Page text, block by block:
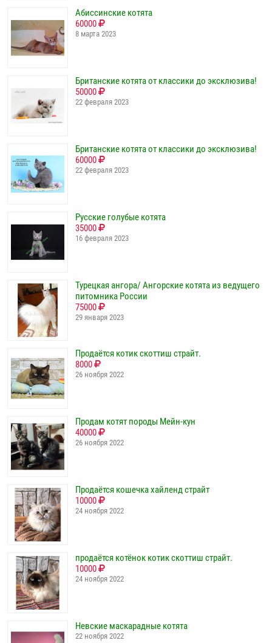
Абиссинские котята
60000
8 марта 2023
Британские котята от классики до эксклюзива!
50000
22 февраля 2023
Британские котята от классики до эксклюзива!
60000
22 февраля 2023
Русские голубые котята
35000
16 февраля 2023
Турецкая ангора/ Ангорские котята из ведущего
питомника России
75000
29 января 2023
Продаётся котик скоттиш страйт.
8000
26 ноября 2022
Продам котят породы Мейн-кун
40000
26 ноября 2022
Продаётся кошечка хайленд страйт
10000
24 ноября 2022
продаётся котёнок котик скоттиш страйт.
10000
24 ноября 2022
Невские маскарадные котята
22 ноября 2022